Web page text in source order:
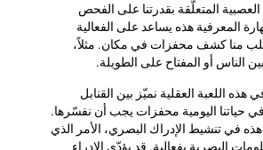
المتعلّقة بقدرتنا على الفحص
المعرفية هذه يساعد على الفعالية
منا كشف محفزات في مكان. مثلاً،
الناس أو المفتاح على الطويلة.
هذه اللعبة العقلية نميّز بين القنابل
حياتنا اليومية محفزات يجب أن نفسّرها.
في تنشيط الإدراك البصري، الأمر الذي
البصرية بفعالية. قد يؤدّي الإدراء